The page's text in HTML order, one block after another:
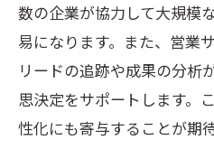
数の企業が協力して大規模
易になります。また、営業
リードの追跡や成果の分析
思決定をサポートします。
性化にも寄与することが期